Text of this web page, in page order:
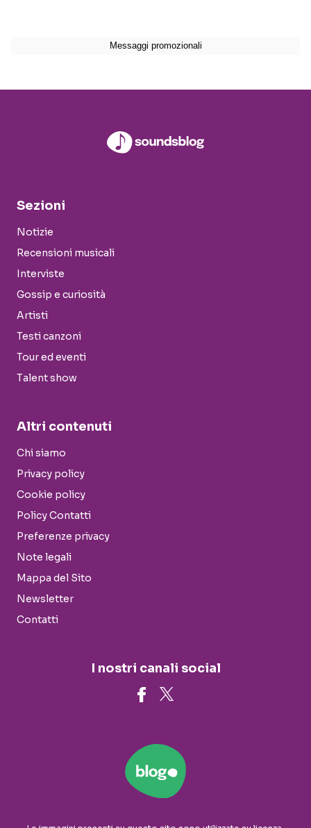
Sezioni
Notizie
Recensioni musicali
Interviste
Gossip e curiosità
Artisti
Testi canzoni
Tour ed eventi
Talent show
Altri contenuti
Chi siamo
Privacy policy
Cookie policy
Policy Contatti
Preferenze privacy
Note legali
Mappa del Sito
Newsletter
Contatti
I nostri canali social